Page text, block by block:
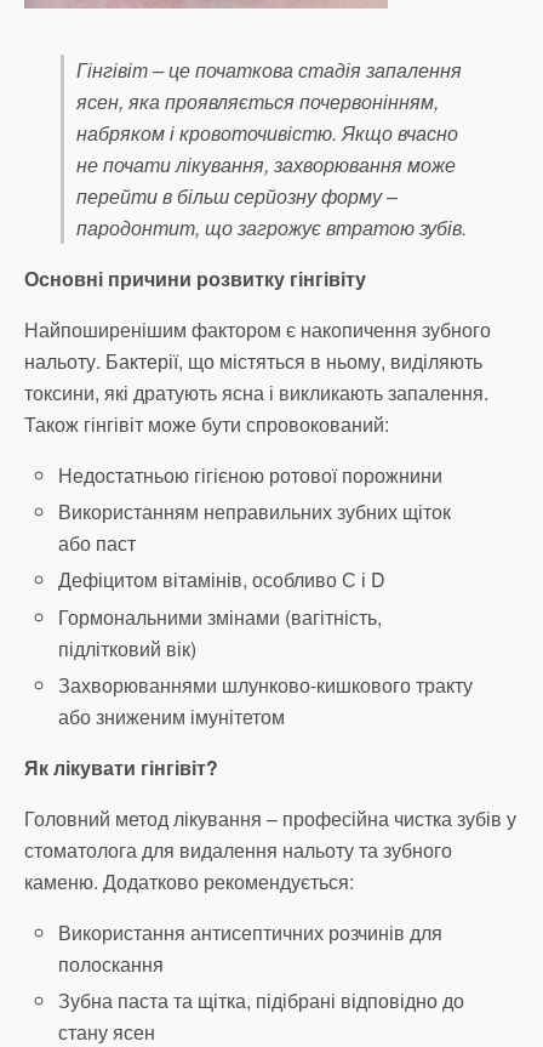
Гінгівіт – це початкова стадія запалення
ясен, яка проявляється почервонінням,
набряком і кровоточивістю. Якщо вчасно
не почати лікування, захворювання може
перейти в більш серйозну форму –
пародонтит, що загрожує втратою зубів.
Основні причини розвитку гінгівіту
Найпоширенішим фактором є накопичення зубного
нальоту. Бактерії, що містяться в ньому, виділяють
токсини, які дратують ясна і викликають запалення.
Також гінгівіт може бути спровокований:
Недостатньою гігієною ротової порожнини
Використанням неправильних зубних щіток
або паст
Дефіцитом вітамінів, особливо С і D
Гормональними змінами (вагітність,
підлітковий вік)
Захворюваннями шлунково-кишкового тракту
або зниженим імунітетом
Як лікувати гінгівіт?
Головний метод лікування – професійна чистка зубів у
стоматолога для видалення нальоту та зубного
каменю. Додатково рекомендується:
Використання антисептичних розчинів для
полоскання
Зубна паста та щітка, підібрані відповідно до
стану ясен